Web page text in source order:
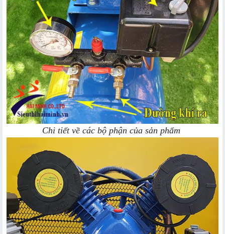
Chi tiết về các bộ phận của sản phẩm